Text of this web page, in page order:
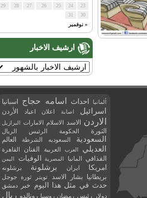
« نوفمبر
23
24
25
26
27
28
29
30
31
ارشيف الاخبار
ألمانيا احداث اسامه حجاج اسبانيا
اسرائيل اصابة اعلان اعياد الأردن
الاردن الاسد الاسلام الامارات البرازيل
الثورة الحكومة الرئيس الريال
السعودية السعوديه الشرطة العالم
العديلي العرب العربية الفنان القاهرة
القذافي المانيا المصرية الوفيات اليمن
امريكا ايران برشلونة برشلونه
بريطانيا بشار الاسد تويتر ثورة جوجل
حدث في مثل هذا اليوم خبر
دمشق
دولار
رئيس رمضان روسيا رونالدو ريال